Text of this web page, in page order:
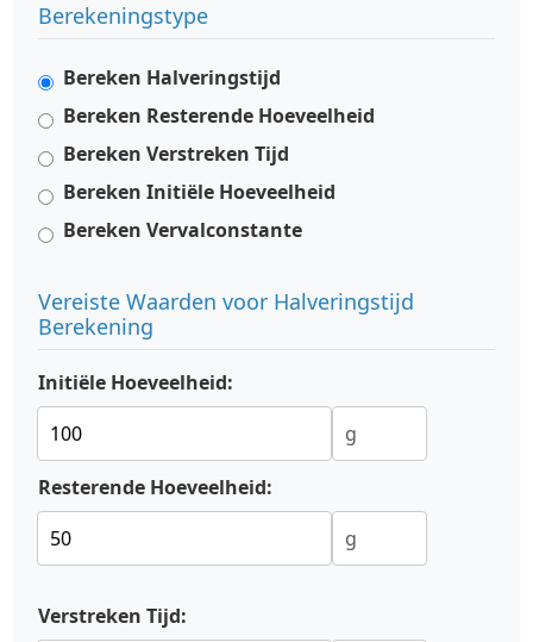
Berekeningstype
Bereken Halveringstijd
Bereken Resterende Hoeveelheid
Bereken Verstreken Tijd
Bereken Initiële Hoeveelheid
Bereken Vervalconstante
Vereiste Waarden voor Halveringstijd
Berekening
Initiële Hoeveelheid:
Resterende Hoeveelheid:
Verstreken Tijd: